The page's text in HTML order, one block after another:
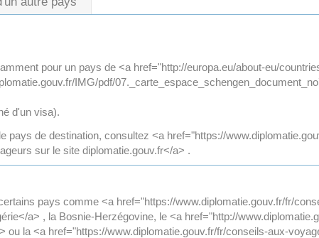
pour un pays de <a href="http://europa.eu/about-eu/
IMG/pdf/
d'un visa).
pays de destination, consultez <a href="https://
sur le site diplomatie.gouv.fr</a> .
pays comme <a href="https://www.diplomatie.gouv.fr/fr/
a> , la Bosnie-Herzégovine, le <a href="http://
ou la <a href="https://www.diplomatie.gouv.fr/fr/conseils-aux-